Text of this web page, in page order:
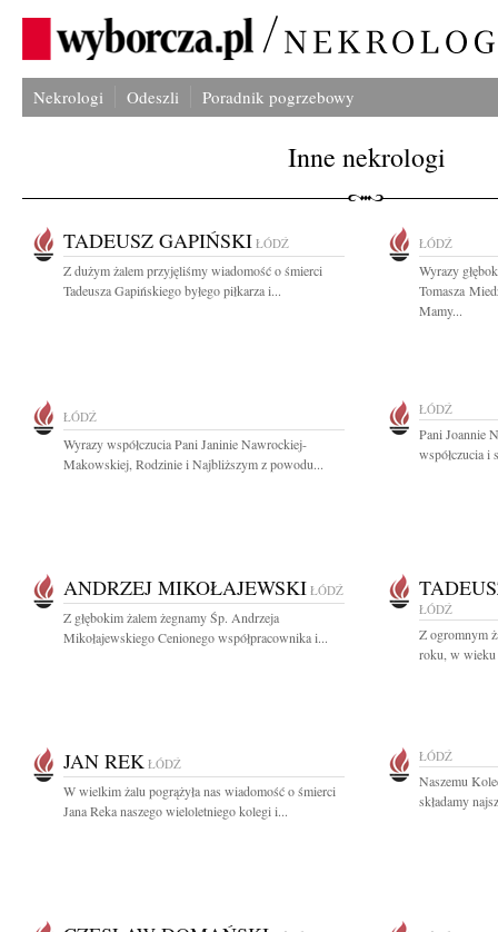
Nekrologi Odeszli Poradnik pogrzebowy
Inne nekrologi
TADEUSZ GAPIŃSKI ŁÓDŹ
Z dużym żalem przyjęliśmy wiadomość o śmierci
Tadeusza Gapińskiego byłego piłkarza i...
ŁÓDŹ
Wyrazy
Tomasza
Mamy...
ŁÓDŹ
Wyrazy współczucia Pani Janinie Nawrockiej-
Makowskiej, Rodzinie i Najbliższym z powodu...
ŁÓDŹ
Pani Joannie
współczucia i
ANDRZEJ MIKOŁAJEWSKI ŁÓDŹ
Z głębokim żalem żegnamy Śp. Andrzeja
Mikołajewskiego Cenionego współpracownika i...
ŁÓDŹ
Z ogromnym
roku, w wieku
JAN REK ŁÓDŹ
W wielkim żalu pogrążyła nas wiadomość o śmierci
Jana Reka naszego wieloletniego kolegi i...
ŁÓDŹ
Naszemu
składamy